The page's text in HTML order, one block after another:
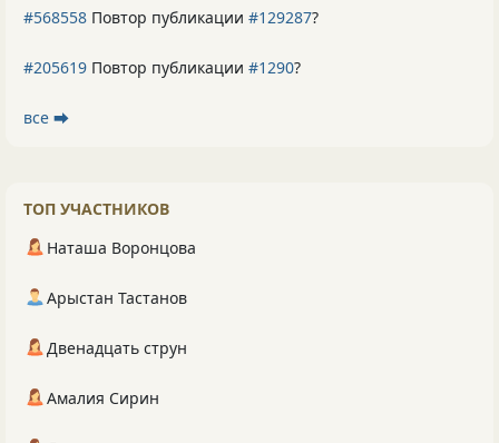
#568558 Повтор публикации #129287?
#205619 Повтор публикации #1290?
все ⮕
ТОП УЧАСТНИКОВ
Наташа Воронцова
Арыстан Тастанов
Двенадцать струн
Амалия Сирин